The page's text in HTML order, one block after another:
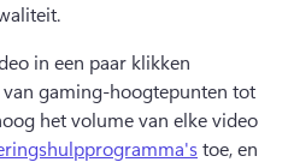
in een paar klikken
gaming-hoogtepunten tot
het volume van elke video
toe, en